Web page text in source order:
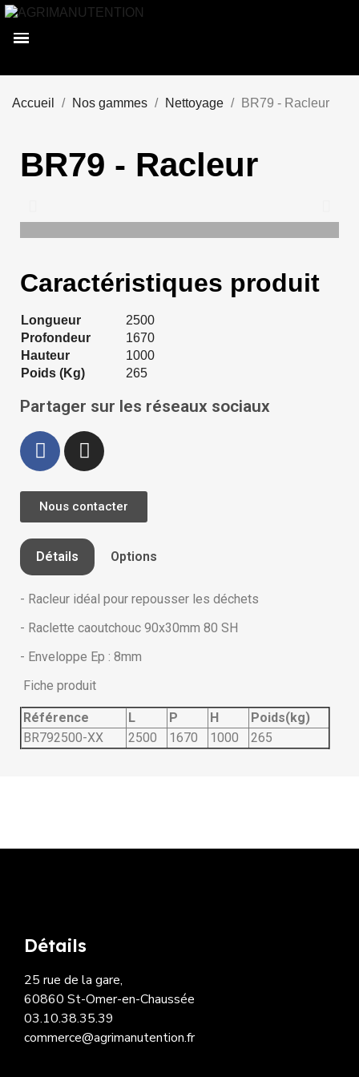
Accueil Nos gammes Nettoyage BR79 - Racleur
BR79 - Racleur
Caractéristiques produit
Longueur
2500
Profondeur
1670
Hauteur
1000
Poids (Kg)
265
Partager sur les réseaux sociaux
Nous contacter
Détails Options
- Racleur idéal pour repousser les déchets
- Raclette caoutchouc 90x30mm 80 SH
- Enveloppe Ep : 8mm
Fiche produit
Référence L P H
Poids(kg)
BR792500-XX
2500 1670 1000 265
Détails
25 rue de la gare,
60860 St-Omer-en-Chaussée
03.10.38.35.39
commerce@agrimanutention.fr